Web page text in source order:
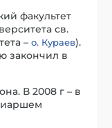
факультет
св.
–о. Кураев).
закончил в
В 2008 г – в